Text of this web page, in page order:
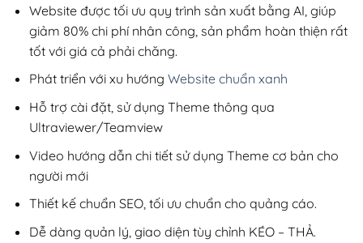
Website được tối ưu quy trình sản xuất bằng AI, giúp
giảm 80% chi phí nhân công, sản phẩm hoàn thiện rất
tốt với giá cả phải chăng.
Phát triển với xu hướng Website chuẩn xanh
Hỗ trợ cài đặt, sử dụng Theme thông qua
Ultraviewer/Teamview
Video hướng dẫn chi tiết sử dụng Theme cơ bản cho
người mới
Thiết kế chuẩn SEO, tối ưu chuẩn cho quảng cáo.
Dễ dàng quản lý, giao diện tùy chỉnh KÉO – THẢ.